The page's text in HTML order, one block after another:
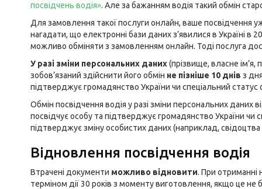
посвідчень водія». Але за бажанням водія такий обмін
Для замовлення такої послуги онлайн, ваше посвідчення
нагадати, що електронні бази даних з’явилися в Україні в
можливо обміняти з замовленням онлайн. Тоді послуга
У разі зміни персональних даних(прізвище, власне ім’я,
зобов’язаний здійснити його обмін не пізніше 10 днів з
підтверджує громадянство України чи спеціальний статус
Обмін посвідчення водія у разі зміни персональних
посвідчує особу та підтверджує громадянство України
підтверджує зміну особистих даних (наприклад,
Відновлення посвідчення водія
Втрачені документи можливо відновити. При отриманні
терміном дії 30 років з моменту виготовлення, якщо це